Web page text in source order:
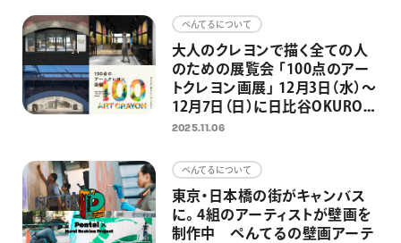
ぺんてるについて
大人のクレヨンで描く全ての人
のための展覧会 「100点のアー
トクレヨン画展」 12月3日（水）～
12月7日（日）に日比谷OKUROJI
で開催 2,300点以上の応募作
2025.11.06
ぺんてるについて
東京・日本橋の街がキャンバス
に。4組のアーティストが壁画を
制作中 ぺんてるの壁画アーテ